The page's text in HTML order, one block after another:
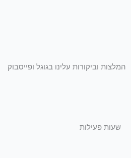
המלצות וביקורות עלינו בגוגל ופייסבוק
שעות פעילות